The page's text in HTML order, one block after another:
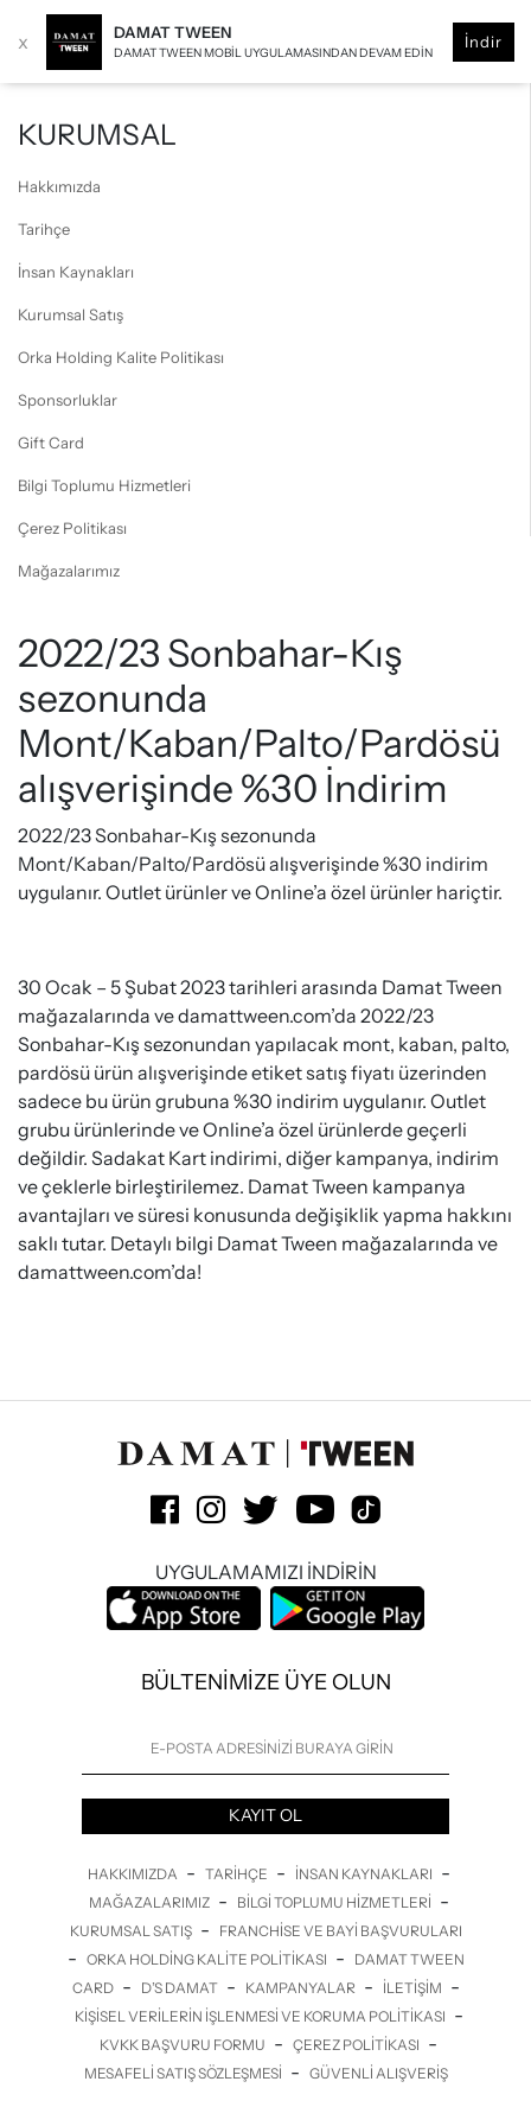
x DAMAT TWEEN
DAMAT TWEEN MOBIL UYGULAMASINDAN DEVAM EDIN
İndir
KURUMSAL
Hakkımızda
Tarihçe
İnsan Kaynakları
Kurumsal Satış
Orka Holding Kalite Politikası
Sponsorluklar
Gift Card
Bilgi Toplumu Hizmetleri
Çerez Politikası
Mağazalarımız
2022/23 Sonbahar-Kış
sezonunda
Mont/Kaban/Palto/Pardösü
alışverişinde %30 İndirim
2022/23 Sonbahar-Kış sezonunda
Mont/Kaban/Palto/Pardösü alışverişinde %30 indirim
uygulanır. Outlet ürünler ve Online’a özel ürünler hariçtir.
30 Ocak – 5 Şubat 2023 tarihleri arasında Damat Tween
mağazalarında ve damattween.com’da 2022/23
Sonbahar-Kış sezonundan yapılacak mont, kaban, palto,
pardösü ürün alışverişinde etiket satış fiyatı üzerinden
sadece bu ürün grubuna %30 indirim uygulanır. Outlet
grubu ürünlerinde ve Online’a özel ürünlerde geçerli
değildir. Sadakat Kart indirimi, diğer kampanya, indirim
ve çeklerle birleştirilemez. Damat Tween kampanya
avantajları ve süresi konusunda değişiklik yapma hakkını
saklı tutar. Detaylı bilgi Damat Tween mağazalarında ve
damattween.com’da!
UYGULAMAMIZI İNDİRİN
BÜLTENİMİZE ÜYE OLUN
KAYIT OL
HAKKIMIZDA - TARIHÇE - İNSAN KAYNAKLARI -
MAĞAZALARIMIZ - BILGI TOPLUMU HIZMETLERI -
KURUMSAL SATIŞ - FRANCHISE VE BAYI BAŞVURULARI
- ORKA HOLDING KALITE POLITIKASI -
DAMAT TWEEN
CARD - D’S DAMAT - KAMPANYALAR - İLETİŞİM -
KIŞISEL VERILERIN İŞLENMESI VE KORUMA POLITIKASI -
KVKK BAŞVURU FORMU - ÇEREZ POLITIKASI -
MESAFELI SATIŞ SÖZLEŞMESI - GÜVENLI ALIŞVERIŞ